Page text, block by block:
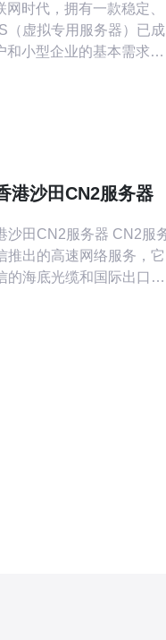
网时代，拥有一款稳定、
（虚拟专用服务器）已成
和小型企业的基本需求。
港沙田CN2服务器
CN2服务器 CN2服务
推出的高速网络服务，它
的海底光缆和国际出口通